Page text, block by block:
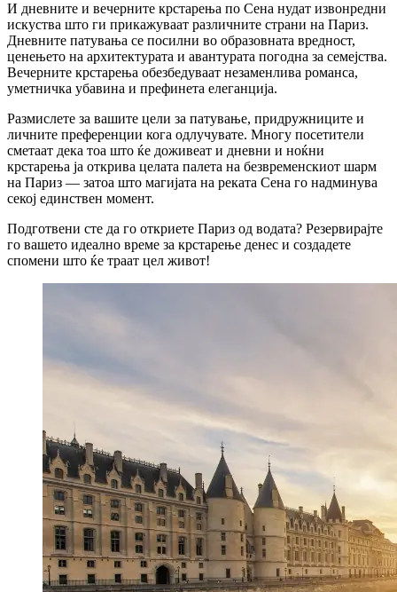
И дневните и вечерните крстарења по Сена нудат извонредни
искуства што ги прикажуваат различните страни на Париз.
Дневните патувања се посилни во образовната вредност,
ценењето на архитектурата и авантурата погодна за семејства.
Вечерните крстарења обезбедуваат незаменлива романса,
уметничка убавина и префинета елеганција.
Размислете за вашите цели за патување, придружниците и
личните преференции кога одлучувате. Многу посетители
сметаат дека тоа што ќе доживеат и дневни и ноќни
крстарења ја открива целата палета на безвременскиот шарм
на Париз — затоа што магијата на реката Сена го надминува
секој единствен момент.
Подготвени сте да го откриете Париз од водата? Резервирајте
го вашето идеално време за крстарење денес и создадете
спомени што ќе траат цел живот!